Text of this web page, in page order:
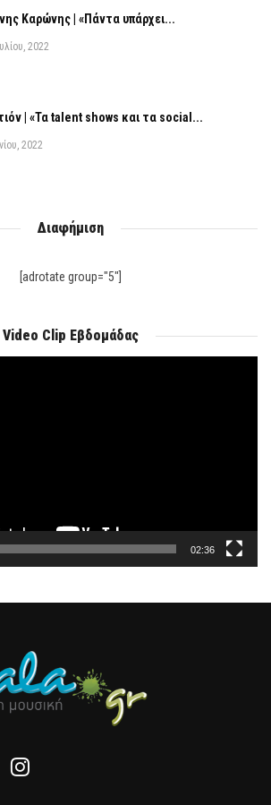
Καρώνης | «Πάντα υπάρχει...
2022
| «Τα talent shows και τα social...
2022
Διαφήμιση
[adrotate group="5"]
Video Clip Εβδομάδας
02:36